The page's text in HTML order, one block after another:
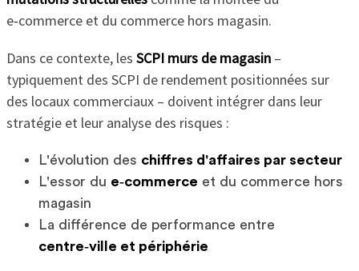
e‑commerce et du commerce hors magasin.
Dans ce contexte, les SCPI murs de magasin–
typiquement des SCPI de rendement positionnées sur
des locaux commerciaux – doivent intégrer dans leur
stratégie et leur analyse des risques :
L'évolution des chiffres d'affaires par secteur
L'essor du e‑commerce et du commerce hors
magasin
La différence de performance entre
centre‑ville et périphérie